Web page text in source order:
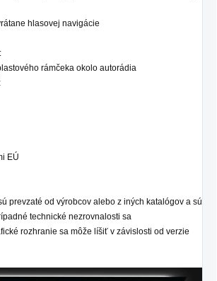
hlasovej navigácie
rámčeka okolo autorádia
EÚ
prevzaté od výrobcov alebo z iných katalógov a sú
technické nezrovnalosti sa
rozhranie sa môže líšiť v závislosti od verzie